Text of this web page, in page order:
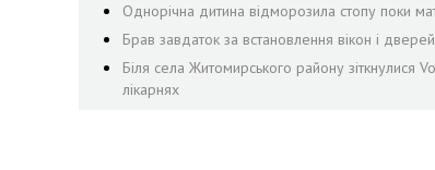
Однорічна дитина відморозила стопу поки
Брав завдаток за встановлення вікон і
Біля села Житомирського району зіткнулися
лікарнях